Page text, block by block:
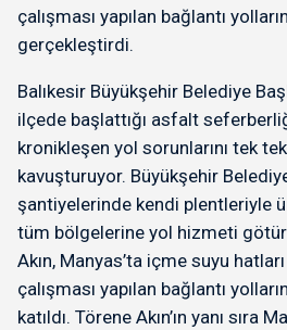
çalışması yapılan bağlantı
gerçekleştirdi.
Balıkesir Büyükşehir Belediye
ilçede başlattığı asfalt
kronikleşen yol sorunlarını tek
kavuşturuyor. Büyükşehir
şantiyelerinde kendi plentleriyle
tüm bölgelerine yol hizmeti
Akın, Manyas’ta içme suyu
çalışması yapılan bağlantı
katıldı. Törene Akın’ın yanı sıra